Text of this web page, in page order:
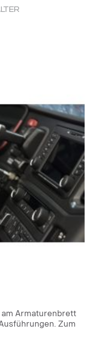
Armaturenbrett
Zum